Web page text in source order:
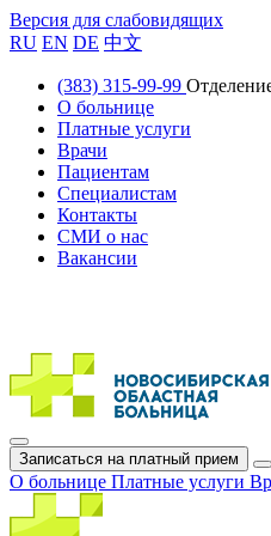
Версия для слабовидящих
RU EN DE 中文
(383) 315-99-99
О больнице
Платные услуги
Врачи
Пациентам
Специалистам
Контакты
СМИ о нас
Вакансии
Записаться на платный прием
О больнице Платные услуги